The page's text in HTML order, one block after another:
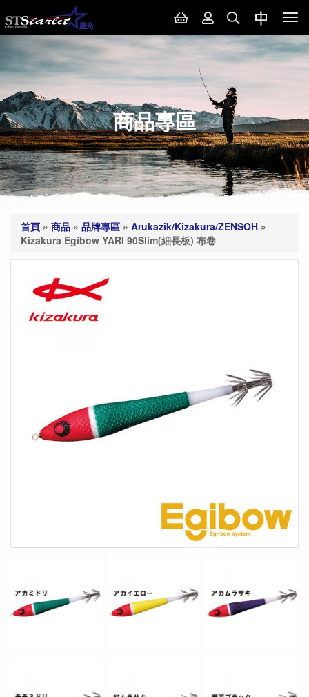
商品專區
首頁 » 商品 » 品牌專區 » Arukazik/Kizakura/ZENSOH »
Kizakura Egibow YARI 90Slim(細長板) 布卷